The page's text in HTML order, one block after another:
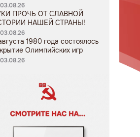
03.08.26
ПРОЧЬ ОТ СЛАВНОЙ
НАШЕЙ СТРАНЫ!
03.08.26
1980 года состоялось
Олимпийских игр
03.08.26